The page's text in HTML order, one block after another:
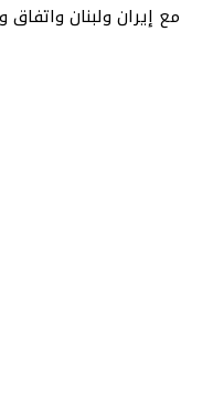
مع إيران ولبنان